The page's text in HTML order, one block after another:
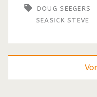
DOUG SEEGERS
SEASICK STEVE
Berichten